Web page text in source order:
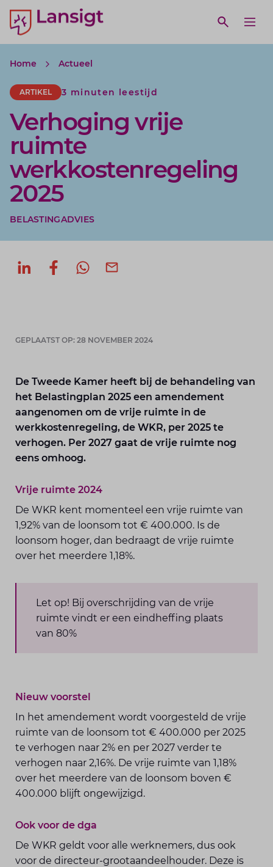
Lansigt Accountants logo
Open
search website
Home Actueel
ARTIKEL 3 minuten leestijd
Verhoging vrije
ruimte
werkkostenregeling
2025
BELASTINGADVIES
Deel op LinkedIn
Deel op Facebook
GEPLAATST OP: 28 NOVEMBER 2024
De Tweede Kamer heeft bij de behandeling van
het Belastingplan 2025 een amendement
aangenomen om de vrije ruimte in de
werkkostenregeling, de WKR, per 2025 te
verhogen. Per 2027 gaat de vrije ruimte nog
eens omhoog.
Vrije ruimte 2024
De WKR kent momenteel een vrije ruimte van
1,92% van de loonsom tot € 400.000. Is de
loonsom hoger, dan bedraagt de vrije ruimte
over het meerdere 1,18%.
Let op! Bij overschrijding van de vrije
ruimte vindt er een eindheffing plaats
van 80%
Nieuw voorstel
In het amendement wordt voorgesteld de vrije
ruimte van de loonsom tot € 400.000 per 2025
te verhogen naar 2% en per 2027 verder te
verhogen naar 2,16%. De vrije ruimte van 1,18%
over het meerdere van de loonsom boven €
400.000 blijft ongewijzigd.
Ook voor de dga
De WKR geldt voor alle werknemers, dus ook
voor de directeur-grootaandeelhouder. Deze is